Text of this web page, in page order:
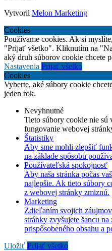
Vytvoril Melon Marketing
Cookies
Používame cookies. Ak si
"Prijať všetko". Kliknutím na
aký druh súborov cookie chcete
Nastavenia Prijať všetko
Cookies
Vyberte, aké súbory cookie
jeden rok.
Nevyhnutné
Tieto súbory cookie nie sú
fungovanie webovej
Štatistiky
Aby sme mohli zlepšiť
na základe spôsobu
Používateľská spokojnosť
Aby naša stránka počas
najlepšie. Ak tieto súbory
z webovej stránky zmiznú.
Marketing
Zdieľaním svojich záujmov
stránky zvyšujete šancu
prispôsobeného obsahu a
Uložiť Prijať všetko